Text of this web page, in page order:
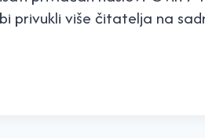
privukli više čitatelja na